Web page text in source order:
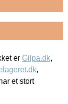
er Gilpa.dk,
,
et stort